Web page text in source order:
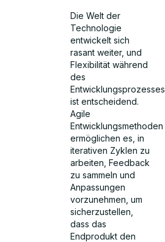
Die Welt der
Technologie
entwickelt sich
rasant weiter, und
Flexibilität während
des
Entwicklungsprozesses
ist entscheidend.
Agile
Entwicklungsmethoden
ermöglichen es, in
iterativen Zyklen zu
arbeiten, Feedback
zu sammeln und
Anpassungen
vorzunehmen, um
sicherzustellen,
dass das
Endprodukt den